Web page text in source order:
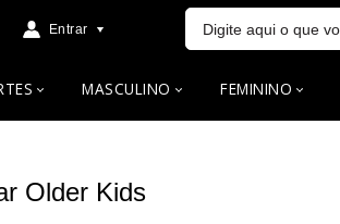
Entrar
MASCULINO FEMININO
Older Kids